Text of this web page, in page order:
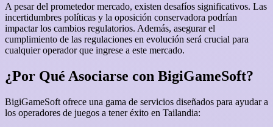
A pesar del prometedor mercado, existen desafíos significativos. Las
incertidumbres políticas y la oposición conservadora podrían
impactar los cambios regulatorios. Además, asegurar el
cumplimiento de las regulaciones en evolución será crucial para
cualquier operador que ingrese a este mercado.
¿Por Qué Asociarse con BigiGameSoft?
BigiGameSoft ofrece una gama de servicios diseñados para ayudar a
los operadores de juegos a tener éxito en Tailandia: